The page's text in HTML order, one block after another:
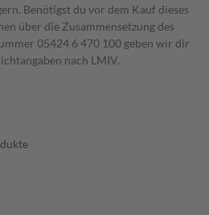
Benötigst du vor dem Kauf dieses
über die Zusammensetzung des
05424 6 470 100 geben wir dir
nach LMIV.